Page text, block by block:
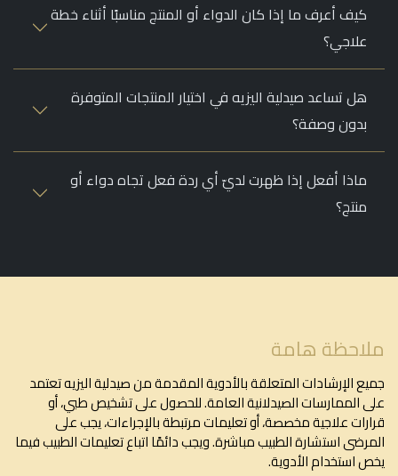
كيف أعرف ما إذا كان الدواء أو المنتج مناسبًا أثناء خطة
علاجي؟
هل تساعد صيدلية اليزيه في اختيار المنتجات المتوفرة
بدون وصفة؟
ماذا أفعل إذا ظهرت لديّ أي ردة فعل تجاه دواء أو
منتج؟
ملاحظة هامة
جميع الإرشادات المتعلقة بالأدوية المقدمة من صيدلية اليزيه تعتمد
على الممارسات الصيدلانية العامة. للحصول على تشخيص طبي، أو
قرارات علاجية مخصصة، أو تعليمات مرتبطة بالإجراءات، يجب على
المرضى استشارة الطبيب مباشرة. ويجب دائمًا اتباع تعليمات الطبيب فيما
يخص استخدام الأدوية.